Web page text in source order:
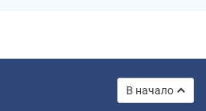
В начало